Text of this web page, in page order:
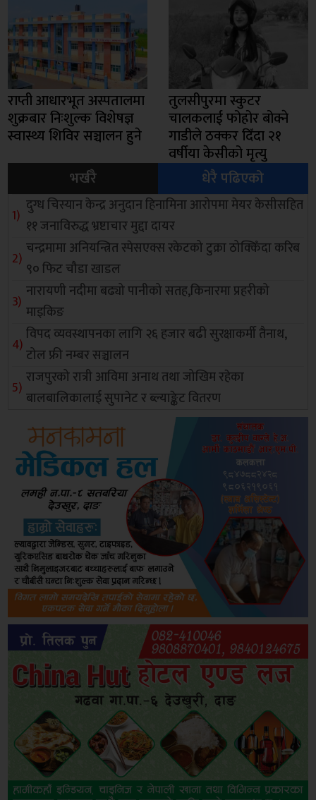
राप्ती आधारभूत अस्पतालमा
शुक्रबार निःशुल्क विशेषज्ञ
स्वास्थ्य शिविर सञ्चालन हुने
तुलसीपुरमा स्कुटर
चालकलाई फोहोर बोक्ने
गाडीले ठक्कर दिँदा २१
वर्षीया केसीको मृत्यु
भर्खरै
धेरै पढिएको
दुग्ध चिस्यान केन्द्र अनुदान हिनामिना आरोपमा मेयर केसीसहित
११ जनाविरुद्ध भ्रष्टाचार मुद्दा दायर
चन्द्रमामा अनियन्त्रित स्पेसएक्स रकेटको टुक्रा ठोक्किँदा करिब
९० फिट चौडा खाडल
नारायणी नदीमा बढ्यो पानीको सतह,किनारमा प्रहरीको
माइकिङ
विपद व्यवस्थापनका लागि २६ हजार बढी सुरक्षाकर्मी तैनाथ,
टोल फ्री नम्बर सञ्चालन
राजपुरको रात्री आविमा अनाथ तथा जोखिम रहेका
बालबालिकालाई सुपानेट र ब्ल्याङ्केट वितरण